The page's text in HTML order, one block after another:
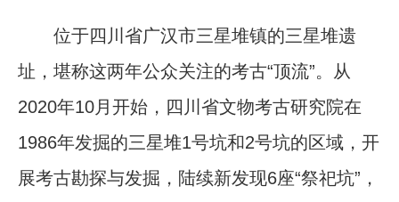
位于四川省广汉市三星堆镇的三星堆遗
址，堪称这两年公众关注的考古“顶流”。从
2020年10月开始，四川省文物考古研究院在
1986年发掘的三星堆1号坑和2号坑的区域，开
展考古勘探与发掘，陆续新发现6座“祭祀坑”，